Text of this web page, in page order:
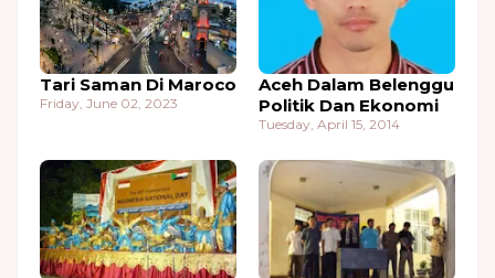
Tari Saman Di Maroco
Friday, June 02, 2023
Aceh Dalam Belenggu
Politik Dan Ekonomi
Tuesday, April 15, 2014